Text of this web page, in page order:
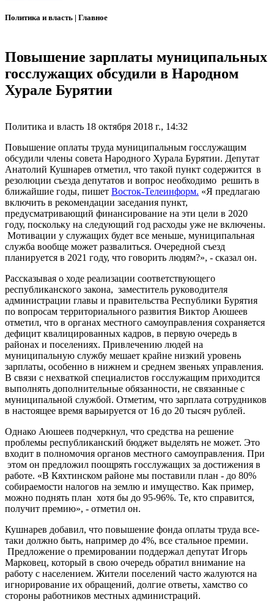
Политика и власть | Главное
Повышение зарплаты муниципальных
госслужащих обсудили в Народном
Хурале Бурятии
Политика и власть 18 октября 2018 г., 14:32
Повышение оплаты труда муниципальным госслужащим
обсудили члены совета Народного Хурала Бурятии. Депутат
Анатолий Кушнарев отметил, что такой пункт содержится в
резолюции съезда депутатов и вопрос необходимо решить в
ближайшие годы, пишет Восток-Телеинформ. «Я предлагаю
включить в рекомендации заседания пункт,
предусматривающий финансирование на эти цели в 2020
году, поскольку на следующий год расходы уже не включены.
Мотивации у служащих будет все меньше, муниципальная
служба вообще может развалиться. Очередной съезд
планируется в 2021 году, что говорить людям?», - сказал он.
Рассказывая о ходе реализации соответствующего
республиканского закона, заместитель руководителя
администрации главы и правительства Республики Бурятия
по вопросам территориального развития Виктор Аюшеев
отметил, что в органах местного самоуправления сохраняется
дефицит квалицированных кадров, в первую очередь в
районах и поселениях. Привлечению людей на
муниципальную службу мешает крайне низкий уровень
зарплаты, особенно в нижнем и среднем звеньях управления.
В связи с нехваткой специалистов госслужащим приходится
выполнять дополнительные обязанности, не связанные с
муниципальной службой. Отметим, что зарплата сотрудников
в настоящее время варьируется от 16 до 20 тысяч рублей.
Однако Аюшеев подчеркнул, что средства на решение
проблемы республиканский бюджет выделять не может. Это
входит в полномочия органов местного самоуправления. При
этом он предложил поощрять госслужащих за достижения в
работе. «В Кяхтинском районе мы поставили план - до 80%
собираемости налогов на землю и имущество. Как пример,
можно поднять план хотя бы до 95-96%. Те, кто справится,
получит премию», - отметил он.
Кушнарев добавил, что повышение фонда оплаты труда все-
таки должно быть, например до 4%, все стальное премии.
Предложение о премировании поддержал депутат Игорь
Марковец, который в свою очередь обратил внимание на
работу с населением. Жители поселений часто жалуются на
игнорирование их обращений, долгие ответы, хамство со
стороны работников местных администраций.